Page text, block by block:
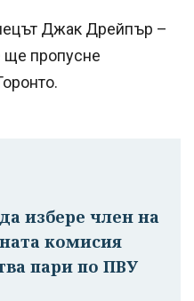
Джак Дрейпър –
ще пропусне
избере член на
комисия
пари по ПВУ